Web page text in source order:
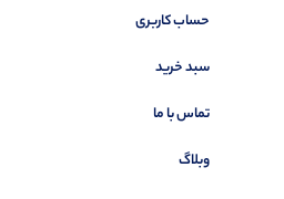
حساب کاربری
سبد خرید
تماس با ما
وبلاگ